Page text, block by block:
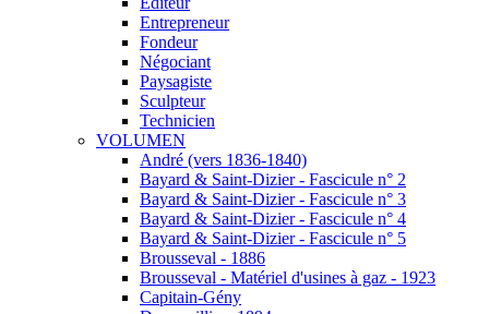
Entrepreneur
Fondeur
Négociant
Paysagiste
Sculpteur
Technicien
VOLUMEN
André (vers 1836-1840)
Bayard & Saint-Dizier - Fascicule n° 2
Bayard & Saint-Dizier - Fascicule n° 3
Bayard & Saint-Dizier - Fascicule n° 4
Bayard & Saint-Dizier - Fascicule n° 5
Brousseval - 1886
Brousseval - Matériel d'usines à gaz - 1923
Capitain-Gény